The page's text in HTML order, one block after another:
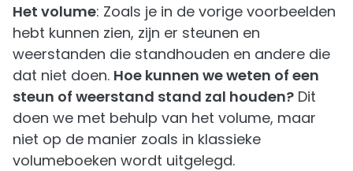
Het volume: Zoals je in de vorige voorbeelden
hebt kunnen zien, zijn er steunen en
weerstanden die standhouden en andere die
dat niet doen. Hoe kunnen we weten of een
steun of weerstand stand zal houden? Dit
doen we met behulp van het volume, maar
niet op de manier zoals in klassieke
volumeboeken wordt uitgelegd.